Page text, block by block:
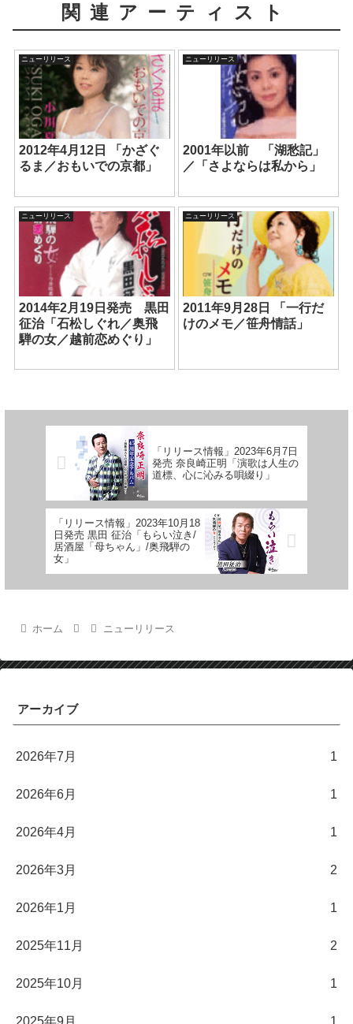
関連アーティスト
ニューリリース
2012年4月12日 「かざぐ
るま／おもいでの京都」
ニューリリース
2001年以前 「湖愁記」
／「さよならは私から」
ニューリリース
2014年2月19日発売 黒田
征治「石松しぐれ／奥飛
騨の女／越前恋めぐり」
ニューリリース
2011年9月28日 「一行だ
けのメモ／笹舟情話」
「リリース情報」2023年6月7日
発売 奈良崎正明「演歌は人生の
道標、心に沁みる唄綴り」
「リリース情報」2023年10月18
日発売 黒田 征治「もらい泣き/
居酒屋「母ちゃん」/奥飛騨の
女」
ホーム ニューリリース
アーカイブ
2026年7月 1
2026年6月 1
2026年4月 1
2026年3月 2
2026年1月 1
2025年11月 2
2025年10月 1